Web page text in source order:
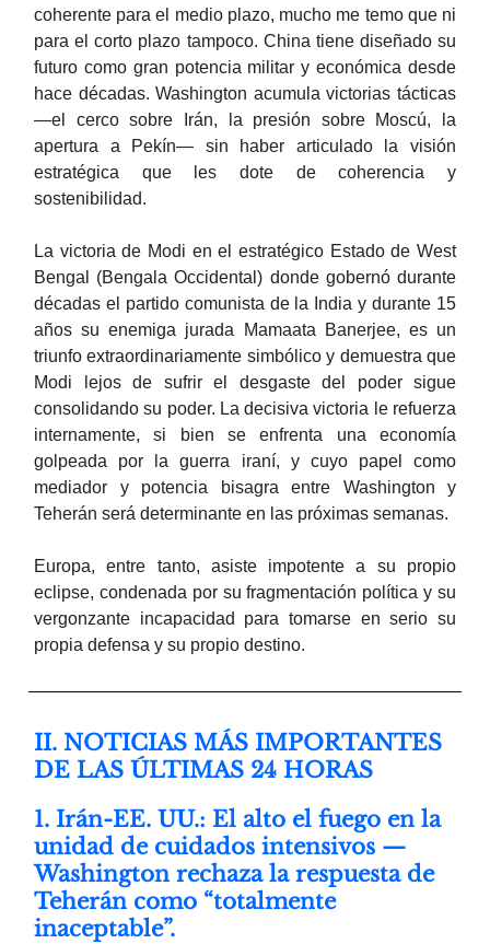
coherente para el medio plazo, mucho me temo que ni
para el corto plazo tampoco. China tiene diseñado su
futuro como gran potencia militar y económica desde
hace décadas. Washington acumula victorias tácticas
—el cerco sobre Irán, la presión sobre Moscú, la
apertura a Pekín— sin haber articulado la visión
estratégica que les dote de coherencia y
sostenibilidad.
La victoria de Modi en el estratégico Estado de West
Bengal (Bengala Occidental) donde gobernó durante
décadas el partido comunista de la India y durante 15
años su enemiga jurada Mamaata Banerjee, es un
triunfo extraordinariamente simbólico y demuestra que
Modi lejos de sufrir el desgaste del poder sigue
consolidando su poder. La decisiva victoria le refuerza
internamente, si bien se enfrenta una economía
golpeada por la guerra iraní, y cuyo papel como
mediador y potencia bisagra entre Washington y
Teherán será determinante en las próximas semanas.
Europa, entre tanto, asiste impotente a su propio
eclipse, condenada por su fragmentación política y su
vergonzante incapacidad para tomarse en serio su
propia defensa y su propio destino.
II. NOTICIAS MÁS IMPORTANTES
DE LAS ÚLTIMAS 24 HORAS
1. Irán-EE. UU.: El alto el fuego en la
unidad de cuidados intensivos —
Washington rechaza la respuesta de
Teherán como “totalmente
inaceptable”.